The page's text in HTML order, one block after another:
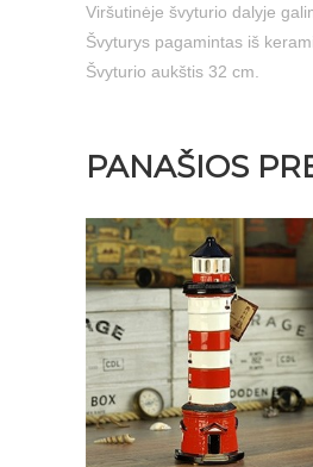
Viršutinėje švyturio dalyje
Švyturys pagamintas iš
Švyturio aukštis 32 cm.
PANAŠIOS